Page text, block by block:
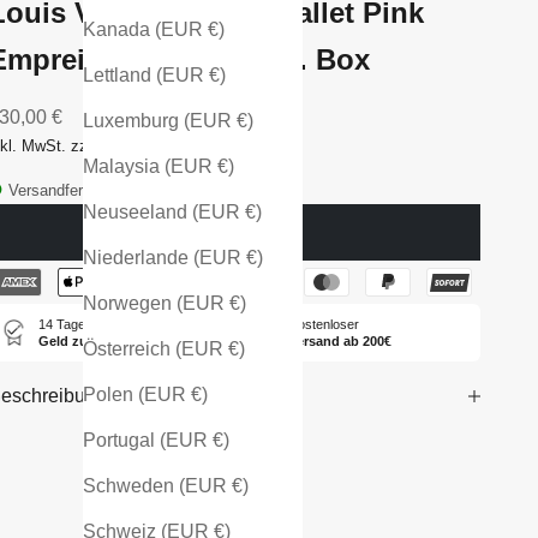
Kanada (EUR €)
Lettland (EUR €)
Luxemburg (EUR €)
Malaysia (EUR €)
Neuseeland (EUR €)
Niederlande (EUR €)
Norwegen (EUR €)
Österreich (EUR €)
Polen (EUR €)
Portugal (EUR €)
Schweden (EUR €)
Schweiz (EUR €)
Vuitton Sarah Wallet Pink
Leather incl. Box
€
MwSt. zzgl. Versandkosten
Versandfertig - in 1-2 Tagen bei dir
14 Tage
Geld zurück
Kostenloser
Versand ab 200€